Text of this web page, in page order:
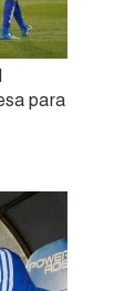
para